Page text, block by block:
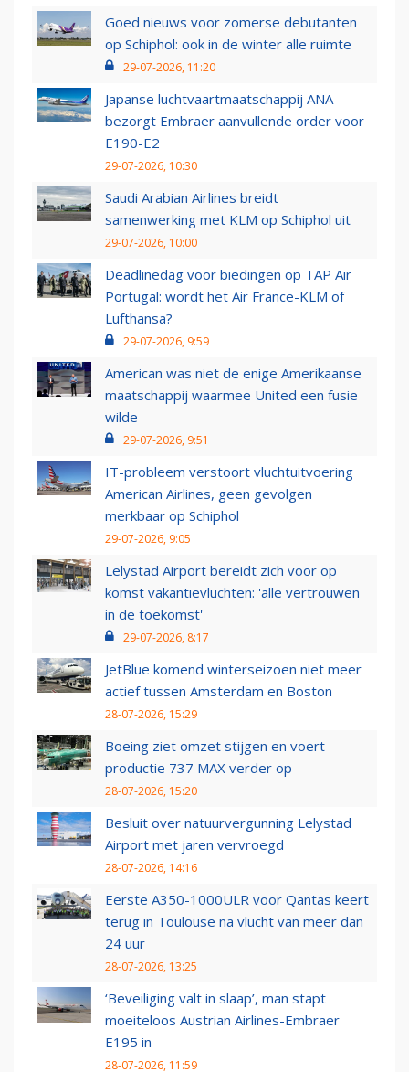
Goed nieuws voor zomerse debutanten
op Schiphol: ook in de winter alle ruimte
29-07-2026, 11:20
Japanse luchtvaartmaatschappij ANA
bezorgt Embraer aanvullende order voor
E190-E2
29-07-2026, 10:30
Saudi Arabian Airlines breidt
samenwerking met KLM op Schiphol uit
29-07-2026, 10:00
Deadlinedag voor biedingen op TAP Air
Portugal: wordt het Air France-KLM of
Lufthansa?
29-07-2026, 9:59
American was niet de enige Amerikaanse
maatschappij waarmee United een fusie
wilde
29-07-2026, 9:51
IT-probleem verstoort vluchtuitvoering
American Airlines, geen gevolgen
merkbaar op Schiphol
29-07-2026, 9:05
Lelystad Airport bereidt zich voor op
komst vakantievluchten: 'alle vertrouwen
in de toekomst'
29-07-2026, 8:17
JetBlue komend winterseizoen niet meer
actief tussen Amsterdam en Boston
28-07-2026, 15:29
Boeing ziet omzet stijgen en voert
productie 737 MAX verder op
28-07-2026, 15:20
Besluit over natuurvergunning Lelystad
Airport met jaren vervroegd
28-07-2026, 14:16
Eerste A350-1000ULR voor Qantas keert
terug in Toulouse na vlucht van meer dan
24 uur
28-07-2026, 13:25
‘Beveiliging valt in slaap’, man stapt
moeiteloos Austrian Airlines-Embraer
E195 in
28-07-2026, 11:59